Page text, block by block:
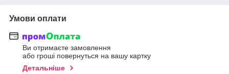
Умови оплати
Ви отримаєте замовлення
або гроші повернуться на вашу картку
Детальніше